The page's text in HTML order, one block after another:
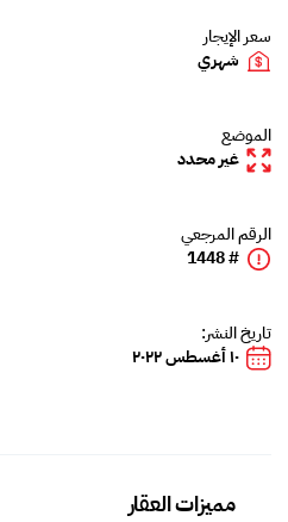
سعر الإيجار
شهري
الموضع
غير محدد
الرقم المرجعي
# 1448
تاريخ النشر:
١٠ أغسطس ٢٠٢٢
مميزات العقار